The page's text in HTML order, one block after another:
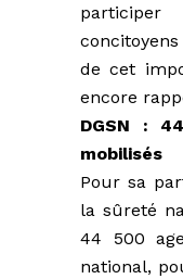
de cet
encore
DGSN :
mobilisés
Pour sa
la sûreté
44 500
national,